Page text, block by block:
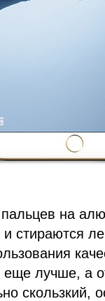
пальцев на
стираются
еще лучше, а
скользкий,